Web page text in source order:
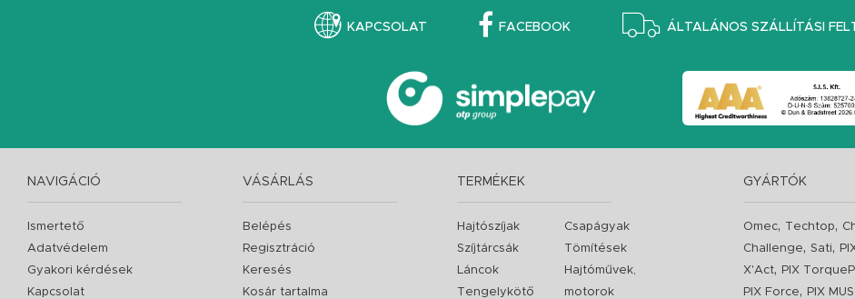
KAPCSOLAT FACEBOOK ÁLTALÁNOS SZÁLLÍTÁSI
NAVIGÁCIÓ
Ismertető
Adatvédelem
Gyakori kérdések
Kapcsolat
VÁSÁRLÁS
Belépés
Regisztráció
Keresés
Kosár tartalma
TERMÉKEK
Hajtószíjak
Szíjtárcsák
Láncok
Tengelykötő
Csapágyak
Tömítések
Hajtóművek,
motorok
GYÁRTÓK
Omec, Techtop,
Challenge,Sati,
X'Act, PIX
PIX Force, PIX